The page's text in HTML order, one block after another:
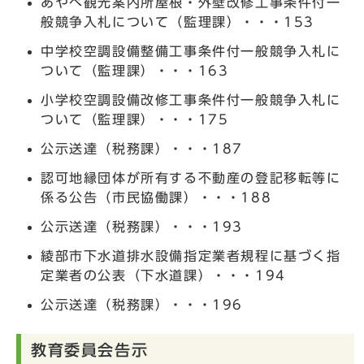
般競争入札について（監理課）・・・153
中学校空調設備整備工事条件付一般競争入札に
ついて（監理課）・・・163
小学校空調設備改修工事条件付一般競争入札に
ついて（監理課）・・・175
公示送達（税務課）・・・187
認可地縁団体が所有する不動産の登記移転等に
係る公告（市民協働課）・・・188
公示送達（税務課）・・・193
綾部市下水道排水設備指定業者規程に基づく指
定業者の公表（下水道課）・・・194
公示送達（税務課）・・・196
教育委員会告示